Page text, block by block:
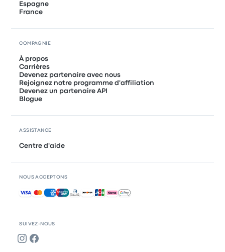
SUIVEZ-NOUS
Espagne
France
COMPAGNIE
À propos
Carrières
Devenez partenaire avec nous
Rejoignez notre programme d'affiliation
Devenez un partenaire API
Blogue
ASSISTANCE
Centre d'aide
NOUS ACCEPTONS
Paiements acceptés